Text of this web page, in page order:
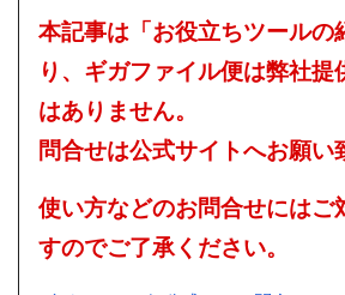
本記事は「お役立ちツールの
り、ギガファイル便は弊社提
はありません。
問合せは公式サイトへお願い
使い方などのお問合せにはご
すのでご了承ください。